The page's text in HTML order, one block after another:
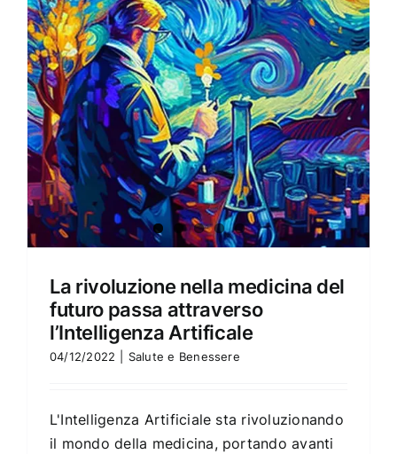
La rivoluzione nella medicina del
futuro passa attraverso
l’Intelligenza Artificale
04/12/2022 Salute e Benessere
L'Intelligenza Artificiale sta rivoluzionando
il mondo della medicina, portando avanti